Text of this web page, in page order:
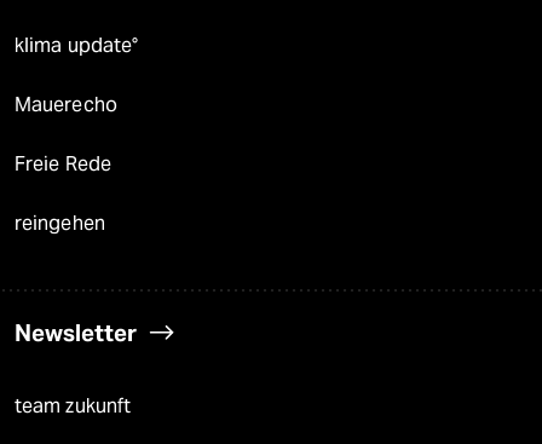
klima update°
Mauerecho
Freie Rede
reingehen
Newsletter
team zukunft